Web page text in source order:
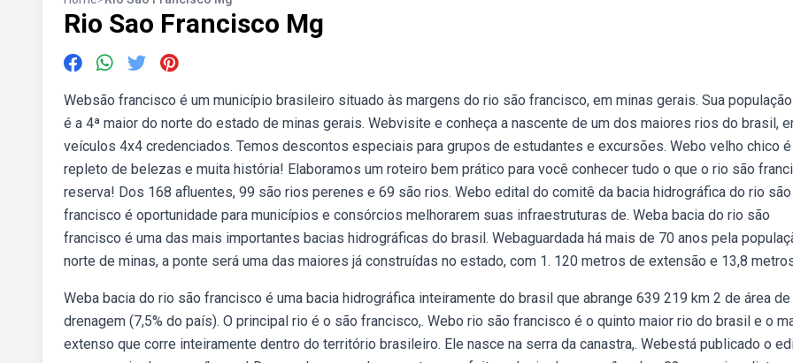
Rio Sao Francisco Mg
Websão francisco é um município brasileiro situado às margens do rio são francisco, em minas gerais. Sua
é a 4ª maior do norte do estado de minas gerais. Webvisite e conheça a nascente de um dos maiores rios do brasil,
veículos 4x4 credenciados. Temos descontos especiais para grupos de estudantes e excursões. Webo velho chico é
repleto de belezas e muita história! Elaboramos um roteiro bem prático para você conhecer tudo o que o rio são
reserva! Dos 168 afluentes, 99 são rios perenes e 69 são rios. Webo edital do comitê da bacia hidrográfica do rio são
francisco é oportunidade para municípios e consórcios melhorarem suas infraestruturas de. Weba bacia do rio são
francisco é uma das mais importantes bacias hidrográficas do brasil. Webaguardada há mais de 70 anos pela
norte de minas, a ponte será uma das maiores já construídas no estado, com 1. 120 metros de extensão e 13,8
Weba bacia do rio são francisco é uma bacia hidrográfica inteiramente do brasil que abrange 639 219 km 2 de área de
drenagem (7,5% do país). O principal rio é o são francisco,. Webo rio são francisco é o quinto maior rio do brasil e o
extenso que corre inteiramente dentro do território brasileiro. Ele nasce na serra da canastra,. Webestá publicado o